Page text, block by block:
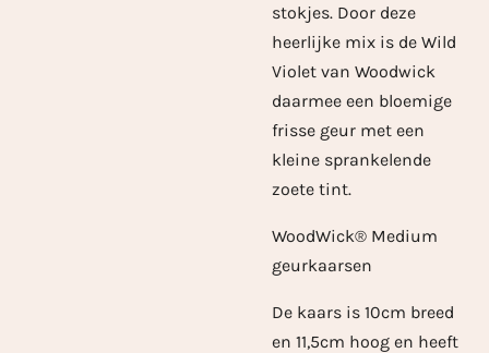
stokjes. Door deze
heerlijke mix is de Wild
Violet van Woodwick
daarmee een bloemige
frisse geur met een
kleine sprankelende
zoete tint.
WoodWick® Medium
geurkaarsen
De kaars is 10cm breed
en 11,5cm hoog en heeft